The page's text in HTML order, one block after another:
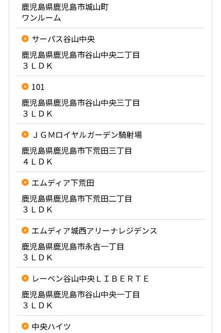
鹿児島県鹿児島市城山町
ワンルーム
サーパス谷山中央
鹿児島県鹿児島市谷山中央二丁目
３ＬＤＫ
101
鹿児島県鹿児島市谷山中央三丁目
３ＬＤＫ
ＪＧＭロイヤルガーデン騎射場
鹿児島県鹿児島市下荒田三丁目
４ＬＤＫ
エムディア下荒田
鹿児島県鹿児島市下荒田二丁目
３ＬＤＫ
エムディア城西アリーナレジデンス
鹿児島県鹿児島市永吉一丁目
３ＬＤＫ
レーベン谷山中央ＬＩＢＥＲＴＥ
鹿児島県鹿児島市谷山中央一丁目
３ＬＤＫ
中央ハイツ